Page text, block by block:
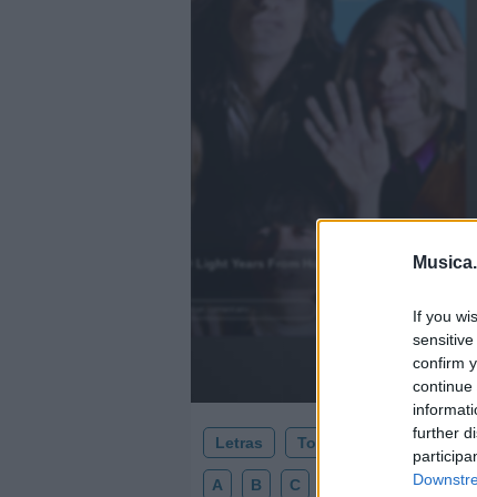
If you
confirm
continue
further
Letras Top Artistas
A B C F G